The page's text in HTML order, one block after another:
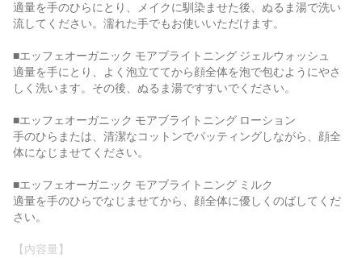
適量を手のひらにとり、メイクに馴染ませた後、ぬるま湯で洗い
流してください。濡れた手でもお使いいただけます。
■エッフェオーガニック モアブライトニング ジェルウォッシュ
適量を手にとり、よく泡立ててから顔全体を泡で包むようにやさ
しく洗います。その後、ぬるま湯ですすいでください。
■エッフェオーガニック モアブライトニング ローション
手のひらまたは、清潔なコットンでパッティングしながら、顔全
体になじませてください。
■エッフェオーガニック モアブライトニング ミルク
適量を手のひらでなじませてから、顔全体に優しくのばしてくだ
さい。
【内容量】